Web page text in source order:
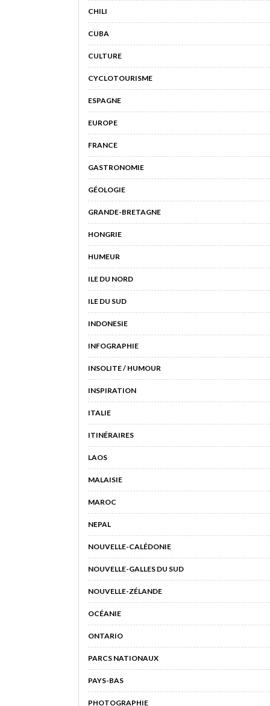
CHILI
CUBA
CULTURE
CYCLOTOURISME
ESPAGNE
EUROPE
FRANCE
GASTRONOMIE
GÉOLOGIE
GRANDE-BRETAGNE
HONGRIE
HUMEUR
ILE DU NORD
ILE DU SUD
INDONESIE
INFOGRAPHIE
INSOLITE / HUMOUR
INSPIRATION
ITALIE
ITINÉRAIRES
LAOS
MALAISIE
MAROC
NEPAL
NOUVELLE-CALÉDONIE
NOUVELLE-GALLES DU SUD
NOUVELLE-ZÉLANDE
OCÉANIE
ONTARIO
PARCS NATIONAUX
PAYS-BAS
PHOTOGRAPHIE